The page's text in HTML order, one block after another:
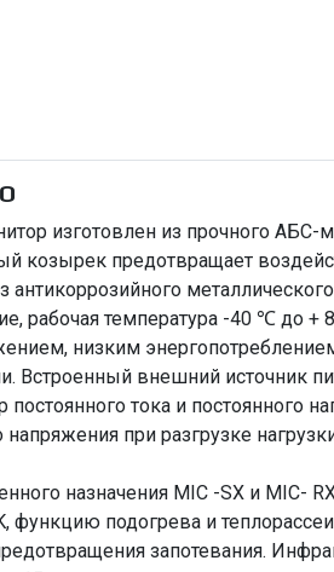
изготовлен из прочного АБС-
козырек предотвращает
антикоррозийного
рабочая температура -40 ℃ до
низким
Встроенный внешний источник
тока и постоянного
при разгрузке
назначения MIC -SX и MIC-
функцию подогрева и
запотевания.